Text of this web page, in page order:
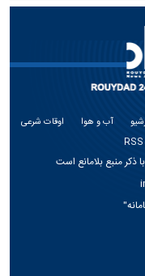
آب و هوا
اوقات شرعی
RSS
منبع بلامانع است